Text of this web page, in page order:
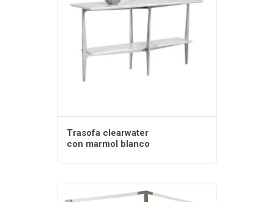
Trasofa clearwater
con marmol blanco